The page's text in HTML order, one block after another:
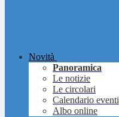
Novità
Panoramica
Le notizie
Le circolari
Calendario eventi
Albo online